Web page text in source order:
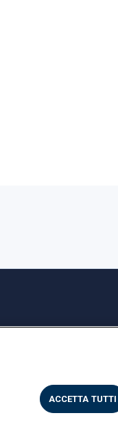
ACCETTA TUTTI